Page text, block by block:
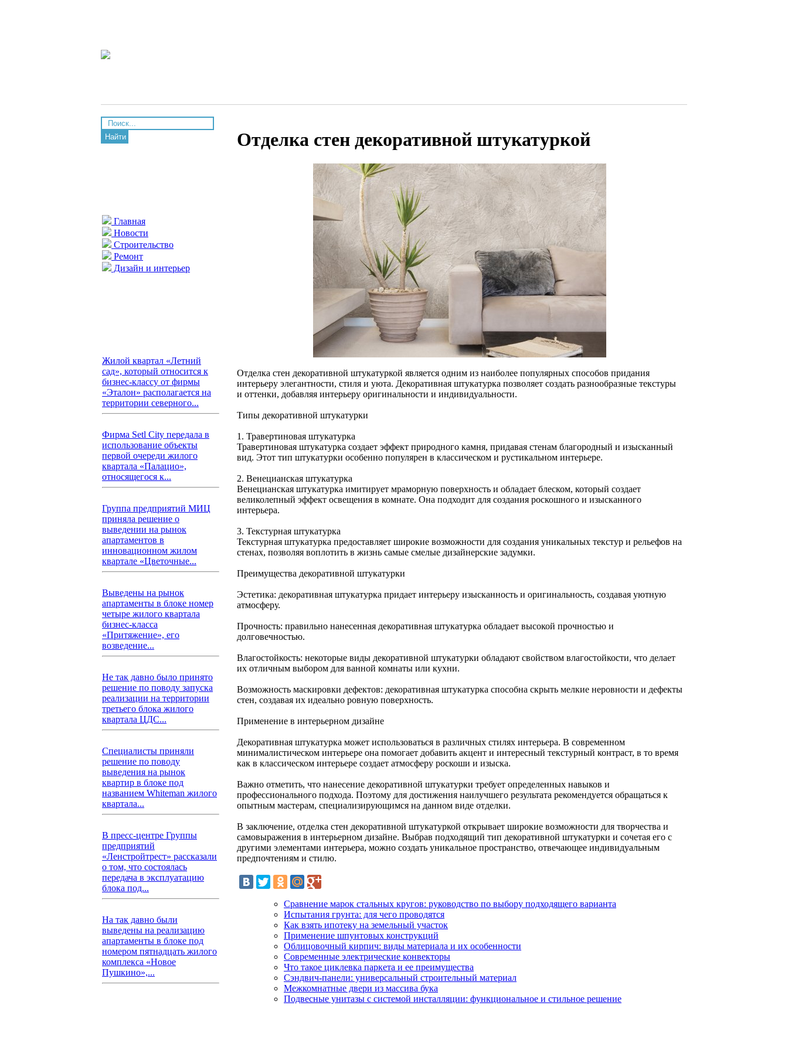
Найти
Главная
Новости
Строительство
Ремонт
Дизайн и интерьер
Жилой квартал «Летний
сад», который относится к
бизнес-классу от фирмы
«Эталон» располагается на
территории северного...
Фирма Setl City передала в
использование объекты
первой очереди жилого
квартала «Палацио»,
относящегося к...
Группа предприятий МИЦ
приняла решение о
выведении на рынок
апартаментов в
инновационном жилом
квартале «Цветочные...
Выведены на рынок
апартаменты в блоке номер
четыре жилого квартала
бизнес-класса
«Притяжение», его
возведение...
Не так давно было принято
решение по поводу запуска
реализации на территории
третьего блока жилого
квартала ЦДС...
Специалисты приняли
решение по поводу
выведения на рынок
квартир в блоке под
названием Whiteman жилого
квартала...
В пресс-центре Группы
предприятий
«Ленстройтрест» рассказали
о том, что состоялась
передача в эксплуатацию
блока под...
На так давно были
выведены на реализацию
апартаменты в блоке под
номером пятнадцать жилого
комплекса «Новое
Пушкино»,...
Отделка стен декоративной штукатуркой
Отделка стен декоративной штукатуркой является одним из наиболее популярных способов придания
интерьеру элегантности, стиля и уюта. Декоративная штукатурка позволяет создать разнообразные текстуры
и оттенки, добавляя интерьеру оригинальности и индивидуальности.
Типы декоративной штукатурки
1. Травертиновая штукатурка
Травертиновая штукатурка создает эффект природного камня, придавая стенам благородный и изысканный
вид. Этот тип штукатурки особенно популярен в классическом и рустикальном интерьере.
2. Венецианская штукатурка
Венецианская штукатурка имитирует мраморную поверхность и обладает блеском, который создает
великолепный эффект освещения в комнате. Она подходит для создания роскошного и изысканного
интерьера.
3. Текстурная штукатурка
Текстурная штукатурка предоставляет широкие возможности для создания уникальных текстур и рельефов на
стенах, позволяя воплотить в жизнь самые смелые дизайнерские задумки.
Преимущества декоративной штукатурки
Эстетика: декоративная штукатурка придает интерьеру изысканность и оригинальность, создавая уютную
атмосферу.
Прочность: правильно нанесенная декоративная штукатурка обладает высокой прочностью и
долговечностью.
Влагостойкость: некоторые виды декоративной штукатурки обладают свойством влагостойкости, что делает
их отличным выбором для ванной комнаты или кухни.
Возможность маскировки дефектов: декоративная штукатурка способна скрыть мелкие неровности и дефекты
стен, создавая их идеально ровную поверхность.
Применение в интерьерном дизайне
Декоративная штукатурка может использоваться в различных стилях интерьера. В современном
минималистическом интерьере она помогает добавить акцент и интересный текстурный контраст, в то время
как в классическом интерьере создает атмосферу роскоши и изыска.
Важно отметить, что нанесение декоративной штукатурки требует определенных навыков и
профессионального подхода. Поэтому для достижения наилучшего результата рекомендуется обращаться к
опытным мастерам, специализирующимся на данном виде отделки.
В заключение, отделка стен декоративной штукатуркой открывает широкие возможности для творчества и
самовыражения в интерьерном дизайне. Выбрав подходящий тип декоративной штукатурки и сочетая его с
другими элементами интерьера, можно создать уникальное пространство, отвечающее индивидуальным
предпочтениям и стилю.
Сравнение марок стальных кругов: руководство по выбору подходящего варианта
Испытания грунта: для чего проводятся
Как взять ипотеку на земельный участок
Применение шпунтовых конструкций
Облицовочный кирпич: виды материала и их особенности
Современные электрические конвекторы
Что такое циклевка паркета и ее преимущества
Сэндвич-панели: универсальный строительный материал
Межкомнатные двери из массива бука
Подвесные унитазы с системой инсталляции: функциональное и стильное решение